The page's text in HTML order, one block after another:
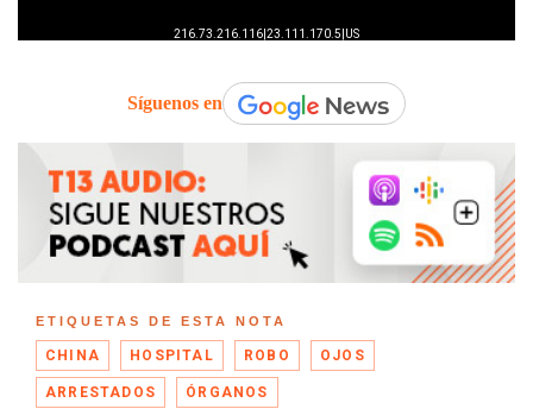
Síguenos en
ETIQUETAS DE ESTA NOTA
CHINA HOSPITAL ROBO OJOS
ARRESTADOS ÓRGANOS